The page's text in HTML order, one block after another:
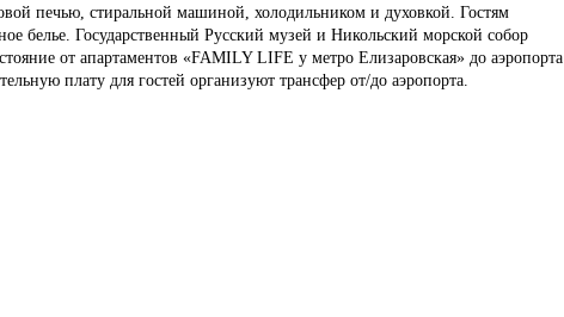
печью, стиральной машиной, холодильником и духовкой. Гостям
белье. Государственный Русский музей и Никольский морской собор
от апартаментов «FAMILY LIFE у метро Елизаровская» до аэропорта
плату для гостей организуют трансфер от/до аэропорта.